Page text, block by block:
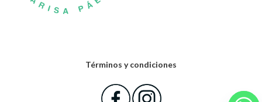
Términos y condiciones